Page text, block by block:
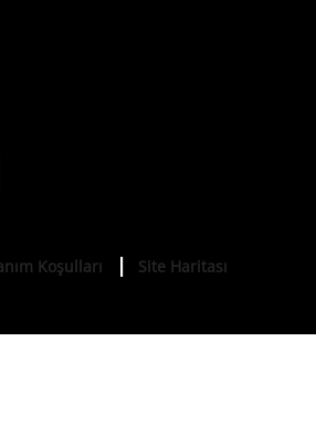
Koşulları Site Haritası